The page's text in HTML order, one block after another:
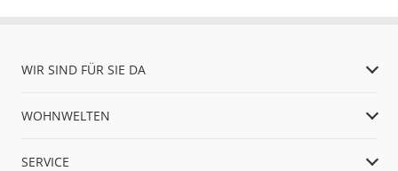
WIR SIND FÜR SIE DA
WOHNWELTEN
SERVICE